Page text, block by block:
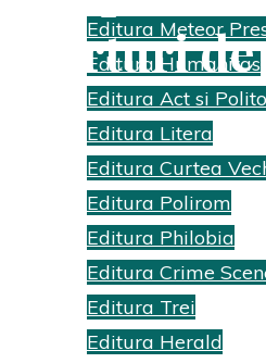
Editura Meteor
Editura Humanitas
Editura Act si
Editura Litera
Editura Curtea
Editura Polirom
Editura Philobia
Editura Crime
Editura Trei
Editura Herald
sporturi de
Echipament
pentru sporturi